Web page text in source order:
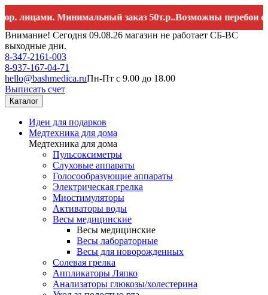
Минимальный заказ 50т.р..Возможны перебои со
Внимание! Сегодня 09.08.26 магазин не работает СБ-ВС
выходные дни.
8-347-2161-003
8-937-167-04-71
hello@bashmedica.ruПн-Пт с 9.00 до 18.00
Выписать счет
Каталог
Идеи для подарков
Медтехника для дома
Медтехника для дома
Пульсоксиметры
Слуховые аппараты
Голосообразующие аппараты
Электрическая грелка
Миостимуляторы
Активаторы воды
Весы медицинские
Весы медицинские
Весы лабораторные
Весы для новорожденных
Солевая грелка
Аппликаторы Ляпко
Анализаторы глюкозы/холестерина